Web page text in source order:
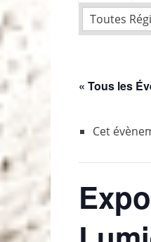
Toutes
« Tous les
Cet